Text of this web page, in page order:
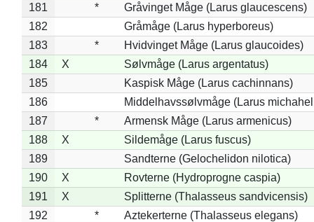
181
*
Gråvinget Måge (Larus glaucescens)
182
Gråmåge (Larus hyperboreus)
183
*
Hvidvinget Måge (Larus glaucoides)
184
X
Sølvmåge (Larus argentatus)
185
Kaspisk Måge (Larus cachinnans)
186
Middelhavssølvmåge (Larus
187
*
Armensk Måge (Larus armenicus)
188
X
Sildemåge (Larus fuscus)
189
Sandterne (Gelochelidon nilotica)
190
X
Rovterne (Hydroprogne caspia)
191
X
Splitterne (Thalasseus sandvicensis)
192
*
Aztekerterne (Thalasseus elegans)